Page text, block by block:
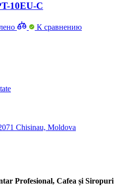
10EU-C
К сравнению
Chisinau, Moldova
Profesional, Cafea și Siropuri